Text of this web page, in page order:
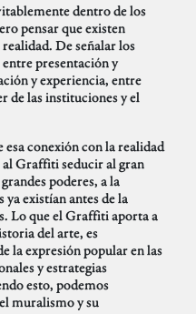
dentro de los
pensar que existen
De señalar los
presentación y
y experiencia, entre
de las instituciones y el
esa conexión con la realidad
Graffiti seducir al gran
poderes, a la
existían antes de la
Lo que el Graffiti aporta a
del arte, es
la expresión popular en las
y estrategias
esto, podemos
muralismo y su